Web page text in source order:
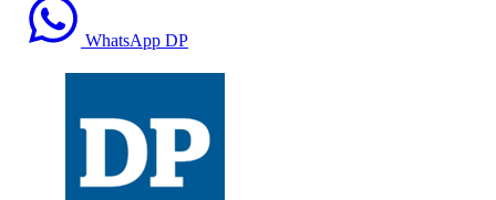
WhatsApp DP